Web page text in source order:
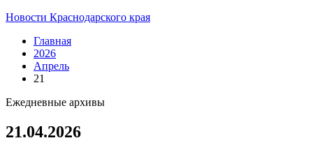
Новости Краснодарского края
Главная
2026
Апрель
21
Ежедневные архивы
21.04.2026